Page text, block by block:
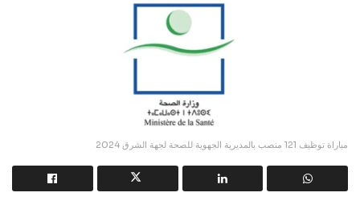
مباراة توظيف 121 منصب بالمديرية الجهوية للصحة لجهة الشرق 2024